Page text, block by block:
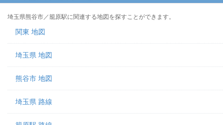
埼玉県熊谷市／籠原駅に関連する地図を探すことができます。
関東 地図
埼玉県 地図
熊谷市 地図
埼玉県 路線